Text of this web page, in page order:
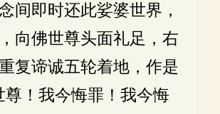
间即时还此娑婆世界，
向佛世尊头面礼足，右
复谛诚五轮着地，作是
尊！我今悔罪！我今悔